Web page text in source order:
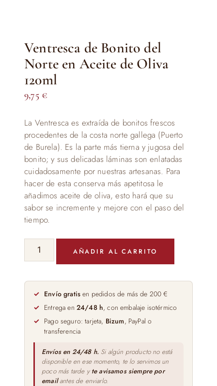
Ventresca de Bonito del
Norte en Aceite de Oliva
120ml
9,75 €
La Ventresca es extraída de bonitos frescos
procedentes de la costa norte gallega (Puerto
de Burela). Es la parte más tierna y jugosa del
bonito; y sus delicadas láminas son enlatadas
cuidadosamente por nuestras artesanas. Para
hacer de esta conserva más apetitosa le
añadimos aceite de oliva, esto hará que su
sabor se incremente y mejore con el paso del
tiempo.
Ventresca
del
Norte
Aceite
Oliva
120ml
cantidad
AÑADIR AL CARRITO
Envío gratis en pedidos de más de 200 €
Entrega en 24/48 h, con embalaje isotérmico
Pago seguro: tarjeta, Bizum, PayPal o
transferencia
Envíos en 24/48 h. Si algún producto no está
disponible en ese momento, te lo servimos un
poco más tarde y te avisamos siempre por
emailantes de enviarlo.